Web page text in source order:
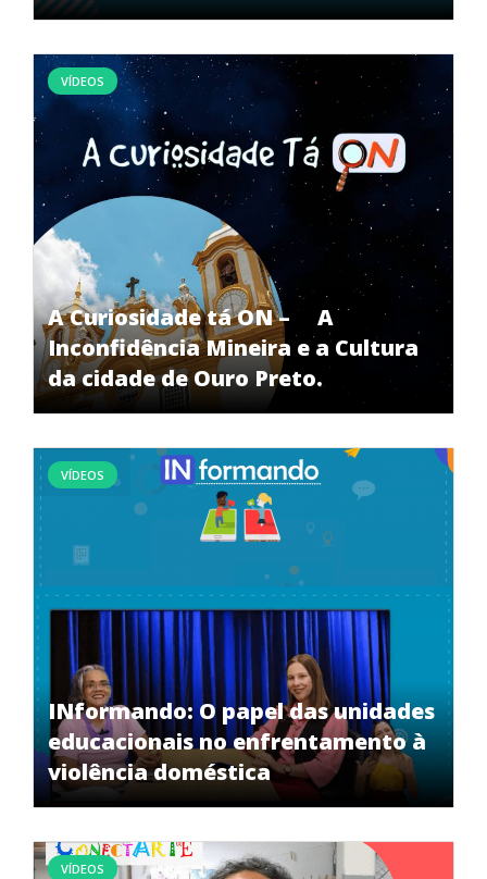
A Curiosidade tá ON – A
Inconfidência Mineira e a Cultura
da cidade de Ouro Preto.
VÍDEOS
INformando: O papel das unidades
educacionais no enfrentamento à
violência doméstica
VÍDEOS
VÍDEOS